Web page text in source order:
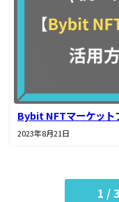
Bybit NFTマーケット
2023年8月21日
1 / 3